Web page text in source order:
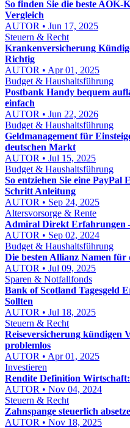
So finden Sie die beste AOK-
Vergleich
AUTOR • Jun 17, 2025
Steuern & Recht
Krankenversicherung
Richtig
AUTOR • Apr 01, 2025
Budget & Haushaltsführung
Postbank Handy bequem
einfach
AUTOR • Jun 22, 2026
Budget & Haushaltsführung
Geldmanagement für
deutschen Markt
AUTOR • Jul 15, 2025
Budget & Haushaltsführung
So entziehen Sie eine
Schritt Anleitung
AUTOR • Sep 24, 2025
Altersvorsorge & Rente
Admiral Direkt Erfahrungen
AUTOR • Sep 02, 2024
Budget & Haushaltsführung
Die besten Allianz Namen
AUTOR • Jul 09, 2025
Sparen & Notfallfonds
Bank of Scotland Tagesgeld
Sollten
AUTOR • Jul 18, 2025
Steuern & Recht
Reiseversicherung kündigen
problemlos
AUTOR • Apr 01, 2025
Investieren
Rendite Definition
AUTOR • Nov 04, 2024
Steuern & Recht
Zahnspange steuerlich
AUTOR • Nov 18, 2025